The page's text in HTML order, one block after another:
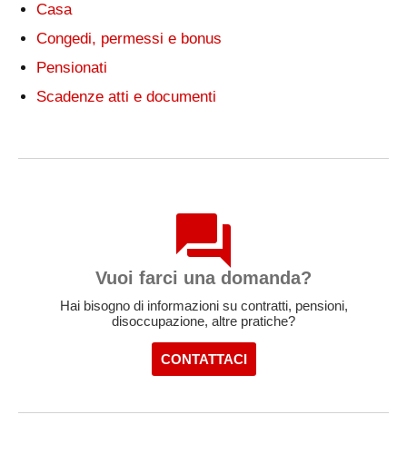
Casa
Congedi, permessi e bonus
Pensionati
Scadenze atti e documenti
Vuoi farci una domanda?
Hai bisogno di informazioni su contratti, pensioni,
disoccupazione, altre pratiche?
CONTATTACI